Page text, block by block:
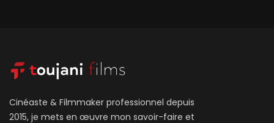
Cinéaste & Filmmaker professionnel depuis
2015, je mets en œuvre mon savoir-faire et